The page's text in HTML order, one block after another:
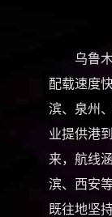
乌鲁木齐
配载速度
滨、泉州
业提供港
来，航线
滨、西安
既往地坚